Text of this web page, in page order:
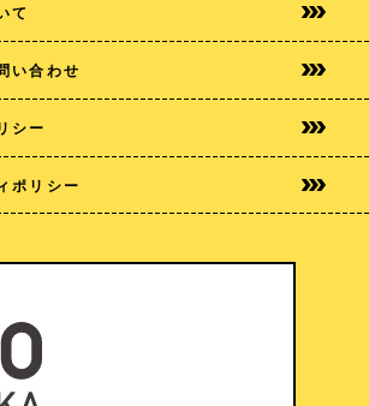
て
い合わせ
シー
ポリシー